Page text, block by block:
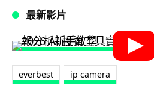
最新影片
everbest ip camera